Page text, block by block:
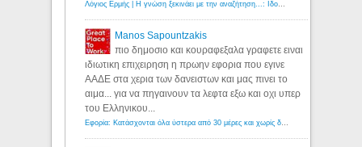
Manos Sapountzakis
πιο δημοσιο και κουραφεξαλα γραφετε ειναι
ιδιωτικη επιχειρηση η πρωην εφορια που εγινε
ΑΑΔΕ στα χερια των δανειστων και μας πινει το
αιμα... για να πηγαινουν τα λεφτα εξω και οχι υπερ
του Ελληνικου...